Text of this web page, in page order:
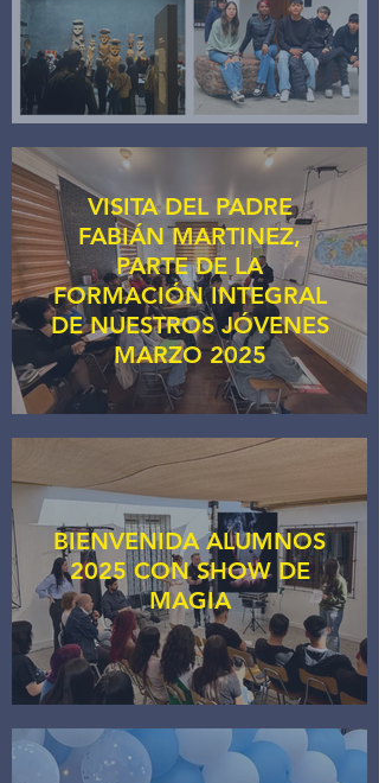
VISITA DEL PADRE
FABIÁN MARTINEZ,
PARTE DE LA
FORMACIÓN INTEGRAL
DE NUESTROS JÓVENES
MARZO 2025
BIENVENIDA ALUMNOS
2025 CON SHOW DE
MAGIA